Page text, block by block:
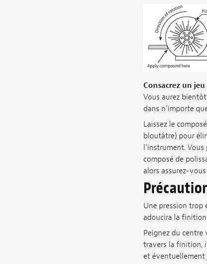
Consacrez un
Vous aurez
dans n’importe
Laissez le
bloutâtre) pour
l’instrument.
composé de
alors assurez-
Une pression trop
adoucira la
Peignez du centre
travers la finition,
et éventuellement